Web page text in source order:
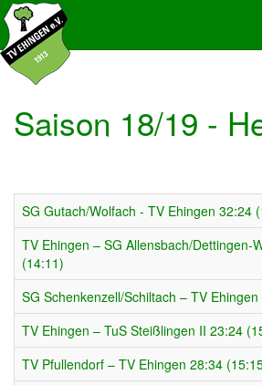
Saison 18/19 -
SG Gutach/Wolfach - TV Ehingen 32:24
TV Ehingen – SG Allensbach/Dettingen-
(14:11)
SG Schenkenzell/Schiltach – TV
TV Ehingen – TuS Steißlingen II 23:24
TV Pfullendorf – TV Ehingen 28:34